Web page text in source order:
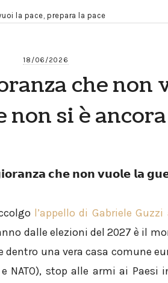
la pace, prepara la pace
18/06/2026
che non
non si è
𝗰𝗵𝗲 𝗻𝗼𝗻 𝘃𝘂𝗼𝗹𝗲 𝗹𝗮
l’appello di Gabriele
dalle elezioni del 2027 è il
una vera casa comune
NATO), stop alle armi ai Paesi